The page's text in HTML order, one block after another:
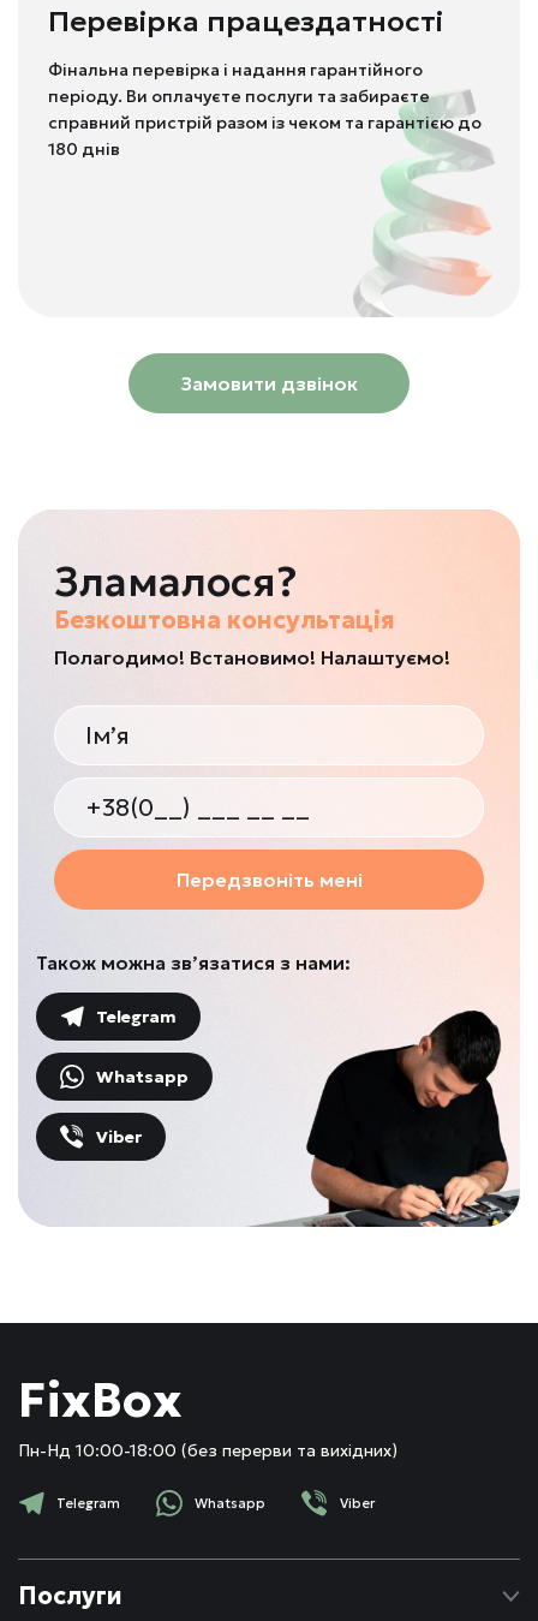
Перевірка працездатності
Фінальна перевірка і надання гарантійного
періоду. Ви оплачуєте послуги та забираєте
справний пристрій разом із чеком та гарантією до
180 днів
Замовити дзвінок
Зламалося?
Безкоштовна консультація
Полагодимо! Встановимо! Налаштуємо!
Передзвоніть мені
Також можна зв’язатися з нами:
Telegram
Whatsapp
Viber
FixBox
Пн-Нд 10:00-18:00 (без перерви та вихідних)
Telegram Whatsapp Viber
Послуги